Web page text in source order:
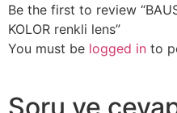
Be the first to review
KOLOR renkli lens”
You must be logged in to